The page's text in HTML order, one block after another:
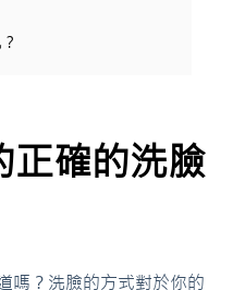
正確的洗臉
嗎？洗臉的方式對於你的